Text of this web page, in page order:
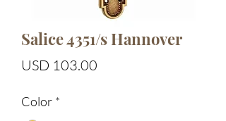
Salice 4351/s Hannover
USD 103.00
Color *